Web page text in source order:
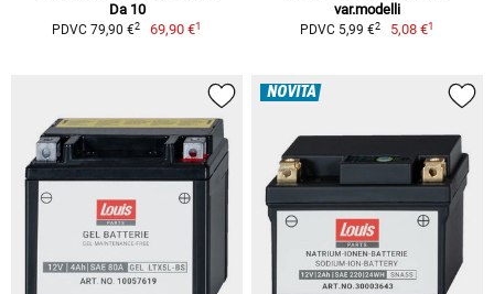
Da 10
PDVC 79,90 €2 69,90 €1
var.modelli
PDVC 5,99 €2 5,08 €1
NOVITÀ